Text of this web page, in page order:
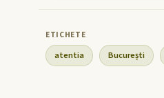
atentia București